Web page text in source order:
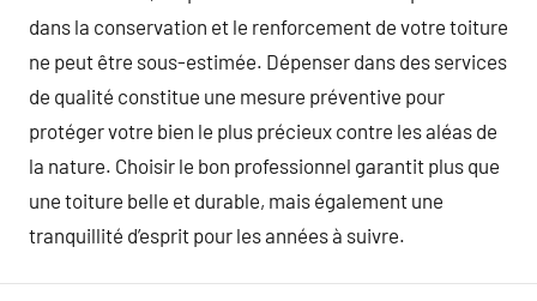
dans la conservation et le renforcement de votre toiture
ne peut être sous-estimée. Dépenser dans des services
de qualité constitue une mesure préventive pour
protéger votre bien le plus précieux contre les aléas de
la nature. Choisir le bon professionnel garantit plus que
une toiture belle et durable, mais également une
tranquillité d’esprit pour les années à suivre.